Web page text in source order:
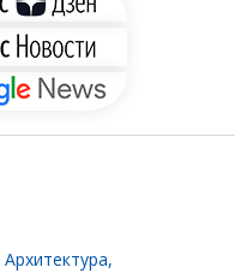
Архитектура,